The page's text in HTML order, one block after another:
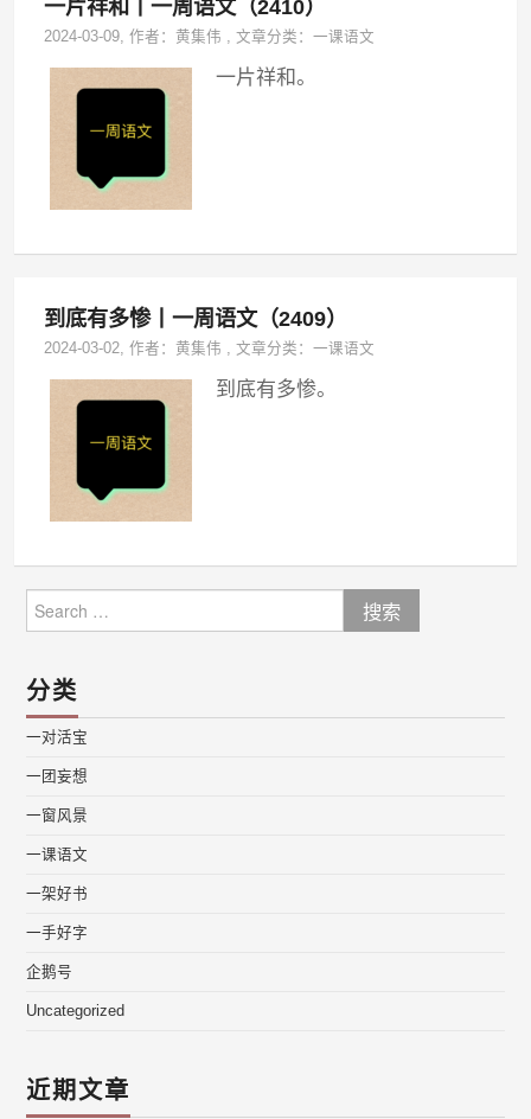
一片祥和丨一周语文（2410）
2024-03-09, 作者：黄集伟 ,文章分类：一课语文
一片祥和。
到底有多惨丨一周语文（2409）
2024-03-02, 作者：黄集伟 ,文章分类：一课语文
到底有多惨。
for:
分类
一对活宝
一团妄想
一窗风景
一课语文
一架好书
一手好字
企鹅号
Uncategorized
近期文章